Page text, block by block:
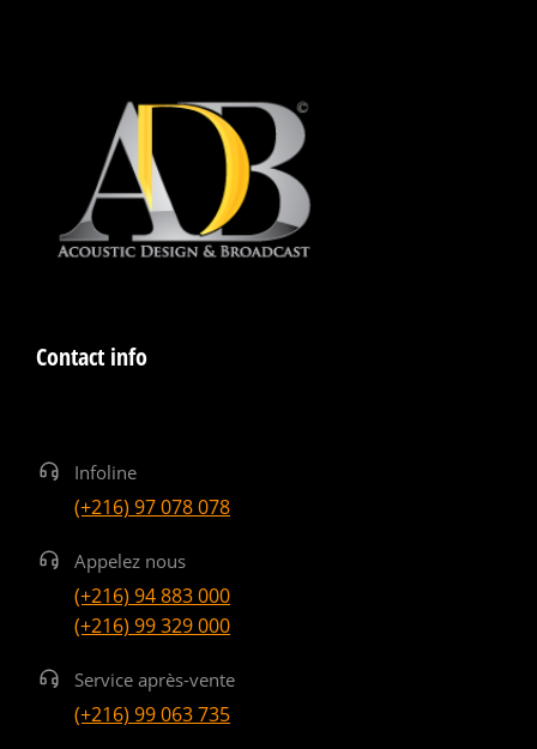
Contact info
Infoline
(+216) 97 078 078
Appelez nous
(+216) 94 883 000
(+216) 99 329 000
Service après-vente
(+216) 99 063 735